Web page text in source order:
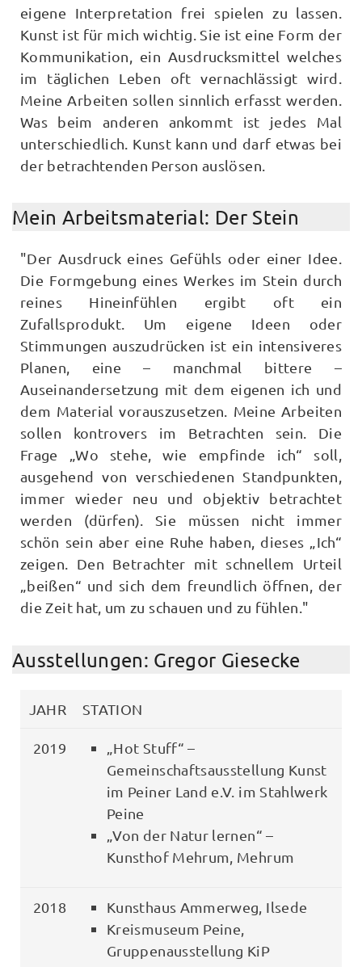
eigene Interpretation frei spielen zu lassen.
Kunst ist für mich wichtig. Sie ist eine Form der
Kommunikation, ein Ausdrucksmittel welches
im täglichen Leben oft vernachlässigt wird.
Meine Arbeiten sollen sinnlich erfasst werden.
Was beim anderen ankommt ist jedes Mal
unterschiedlich. Kunst kann und darf etwas bei
der betrachtenden Person auslösen.
Mein Arbeitsmaterial: Der Stein
"Der Ausdruck eines Gefühls oder einer Idee.
Die Formgebung eines Werkes im Stein durch
reines Hineinfühlen ergibt oft ein
Zufallsprodukt. Um eigene Ideen oder
Stimmungen auszudrücken ist ein intensiveres
Planen, eine – manchmal bittere –
Auseinandersetzung mit dem eigenen ich und
dem Material vorauszusetzen. Meine Arbeiten
sollen kontrovers im Betrachten sein. Die
Frage „Wo stehe, wie empfinde ich“ soll,
ausgehend von verschiedenen Standpunkten,
immer wieder neu und objektiv betrachtet
werden (dürfen). Sie müssen nicht immer
schön sein aber eine Ruhe haben, dieses „Ich“
zeigen. Den Betrachter mit schnellem Urteil
„beißen“ und sich dem freundlich öffnen, der
die Zeit hat, um zu schauen und zu fühlen."
Ausstellungen: Gregor Giesecke
JAHR STATION
2019
„Hot Stuff“ –
Gemeinschaftsausstellung Kunst
im Peiner Land e.V. im Stahlwerk
Peine
„Von der Natur lernen“ –
Kunsthof Mehrum, Mehrum
2018
Kunsthaus Ammerweg, Ilsede
Kreismuseum Peine,
Gruppenausstellung KiP